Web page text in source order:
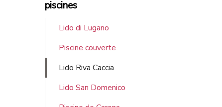
piscines
Lido di Lugano
Piscine couverte
Lido Riva Caccia
Lido San Domenico